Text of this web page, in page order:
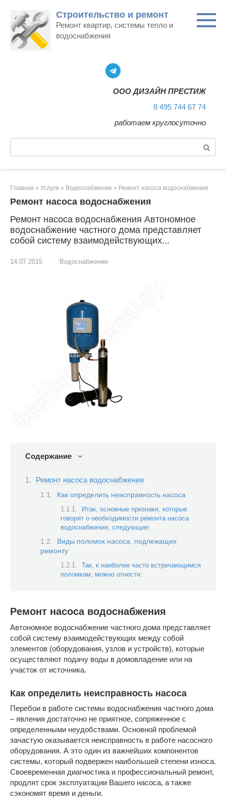
контенту
Строительство и ремонт
Ремонт квартир, системы тепло и
водоснабжения
ООО ДИЗАЙН ПРЕСТИЖ
8 495 744 67 74
работаем круглосуточно
Главная » Услуги » Водоснабжение » Ремонт насоса водоснабжения
Ремонт насоса водоснабжения
Ремонт насоса водоснабжения Автономное
водоснабжение частного дома представляет
собой систему взаимодействующих...
14.07.2015 Водоснабжение
Содержание
Ремонт насоса водоснабжения
Как определить неисправность насоса
Итак, основные признаки, которые
говорят о необходимости ремонта насоса
водоснабжения, следующие:
Виды поломок насоса, подлежащих
ремонту
Так, к наиболее часто встречающимся
поломкам, можно отнести:
Ремонт насоса водоснабжения
Автономное водоснабжение частного дома представляет
собой систему взаимодействующих между собой
элементов (оборудования, узлов и устройств), которые
осуществляют подачу воды в домовладение или на
участок от источника.
Как определить неисправность насоса
Перебои в работе системы водоснабжения частного дома
– явления достаточно не приятное, сопряженное с
определенными неудобствами. Основной проблемой
зачастую оказывается неисправность в работе насосного
оборудования. А это один из важнейших компонентов
системы, который подвержен наибольшей степени износа.
Своевременная диагностика и профессиональный ремонт,
продлят срок эксплуатации Вашего насоса, а также
сэкономят время и деньги.